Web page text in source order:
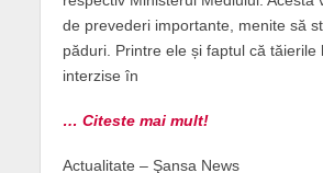
de prevederi importante, menite să
păduri. Printre ele și faptul că tăierile
interzise în
… Citeste mai mult!
Actualitate – Şansa News